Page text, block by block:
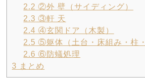
2.2 ②外 壁（サイディング）
2.3 ③軒 天
2.4 ④玄関ドア（木製）
2.5 ⑤躯体（土台・床組み・柱
2.6 ⑥防蟻処理
3 まとめ